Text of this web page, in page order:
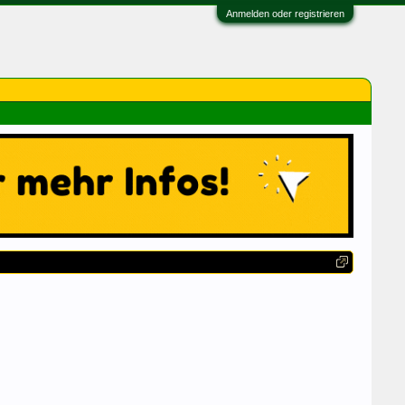
Anmelden oder registrieren